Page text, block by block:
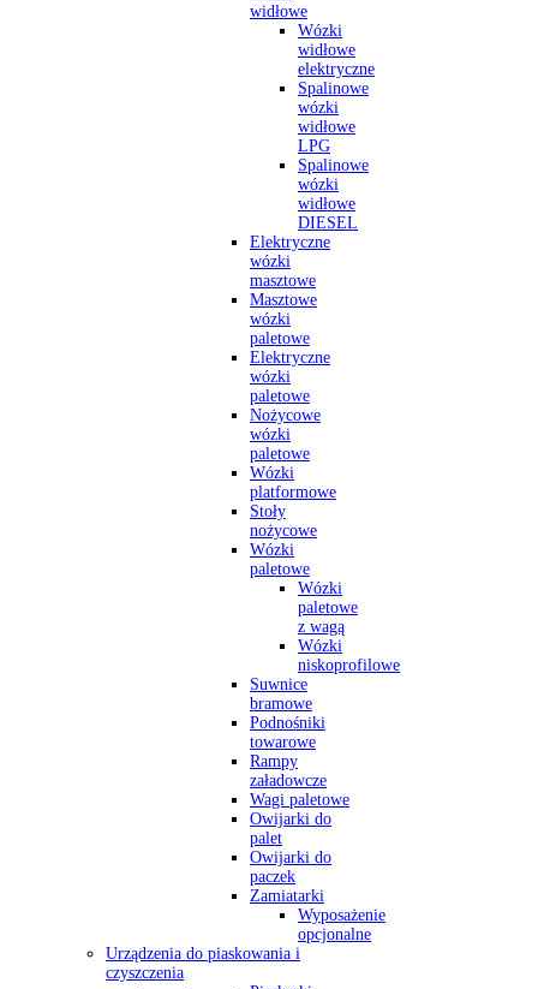
widłowe
Wózki
widłowe
elektryczne
Spalinowe
wózki
widłowe
LPG
Spalinowe
wózki
widłowe
DIESEL
Elektryczne
wózki
masztowe
Masztowe
wózki
paletowe
Elektryczne
wózki
paletowe
Nożycowe
wózki
paletowe
Wózki
platformowe
Stoły
nożycowe
Wózki
paletowe
Wózki
paletowe
z wagą
Wózki
niskoprofilowe
Suwnice
bramowe
Podnośniki
towarowe
Rampy
załadowcze
Wagi paletowe
Owijarki do
palet
Owijarki do
paczek
Zamiatarki
Wyposażenie
opcjonalne
Urządzenia do piaskowania i
czyszczenia